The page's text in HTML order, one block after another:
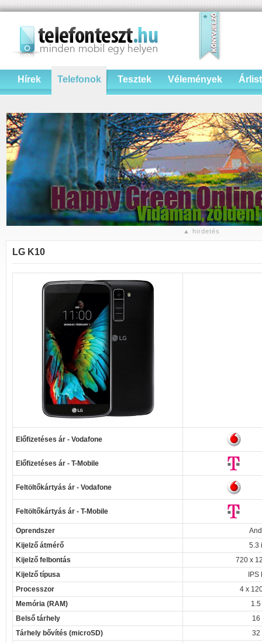
Hírek Telefonok Tesztek Vélemények
▲ hirdetés
LG K10
Előfizetéses ár - Vodafone
Előfizetéses ár - T-Mobile
Feltöltőkártyás ár - Vodafone
Feltöltőkártyás ár - T-Mobile
Oprendszer
Kijelző átmérő
5.3
Kijelző felbontás
720 x
Kijelző típusa
Processzor
4 x
Memória (RAM)
Belső tárhely
16
Tárhely bővítés (microSD)
32